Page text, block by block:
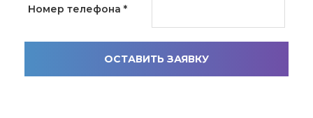
Номер телефона *
ОСТАВИТЬ ЗАЯВКУ